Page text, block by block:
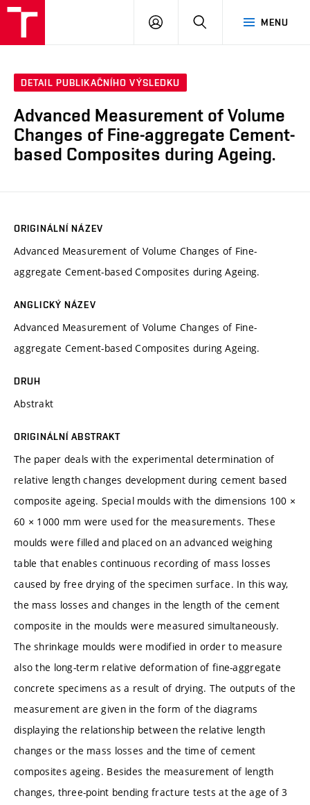
MENU
PŘIHLÁSIT
DETAIL PUBLIKAČNÍHO VÝSLEDKU
Advanced Measurement of Volume
Changes of Fine-aggregate Cement-
based Composites during Ageing.
ORIGINÁLNÍ NÁZEV
Advanced Measurement of Volume Changes of Fine-
aggregate Cement-based Composites during Ageing.
ANGLICKÝ NÁZEV
Advanced Measurement of Volume Changes of Fine-
aggregate Cement-based Composites during Ageing.
DRUH
Abstrakt
ORIGINÁLNÍ ABSTRAKT
The paper deals with the experimental determination of
relative length changes development during cement based
composite ageing. Special moulds with the dimensions 100 ×
60 × 1000 mm were used for the measurements. These
moulds were filled and placed on an advanced weighing
table that enables continuous recording of mass losses
caused by free drying of the specimen surface. In this way,
the mass losses and changes in the length of the cement
composite in the moulds were measured simultaneously.
The shrinkage moulds were modified in order to measure
also the long-term relative deformation of fine-aggregate
concrete specimens as a result of drying. The outputs of the
measurement are given in the form of the diagrams
displaying the relationship between the relative length
changes or the mass losses and the time of cement
composites ageing. Besides the measurement of length
changes, three-point bending fracture tests at the age of 3